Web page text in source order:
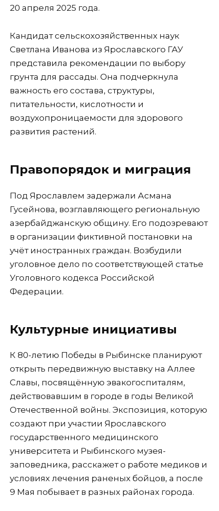
20 апреля 2025 года.
Кандидат сельскохозяйственных наук
Светлана Иванова из Ярославского ГАУ
представила рекомендации по выбору
грунта для рассады. Она подчеркнула
важность его состава, структуры,
питательности, кислотности и
воздухопроницаемости для здорового
развития растений.
Правопорядок и миграция
Под Ярославлем задержали Асмана
Гусейнова, возглавляющего региональную
азербайджанскую общину. Его подозревают
в организации фиктивной постановки на
учёт иностранных граждан. Возбудили
уголовное дело по соответствующей статье
Уголовного кодекса Российской
Федерации.
Культурные инициативы
К 80-летию Победы в Рыбинске планируют
открыть передвижную выставку на Аллее
Славы, посвящённую эвакогоспиталям,
действовавшим в городе в годы Великой
Отечественной войны. Экспозиция, которую
создают при участии Ярославского
государственного медицинского
университета и Рыбинского музея-
заповедника, расскажет о работе медиков и
условиях лечения раненых бойцов, а после
9 Мая побывает в разных районах города.